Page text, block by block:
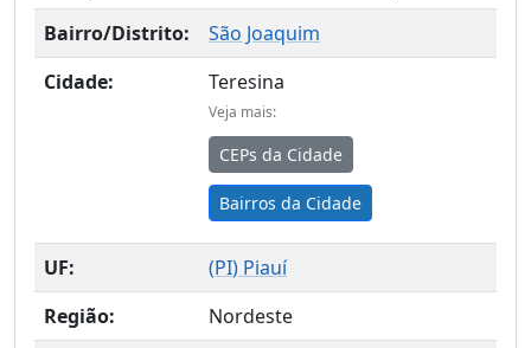
Bairro/Distrito:
São Joaquim
Cidade:
Teresina
Veja mais:
CEPs da Cidade
Bairros da Cidade
UF: (PI) Piauí
Região:
Nordeste